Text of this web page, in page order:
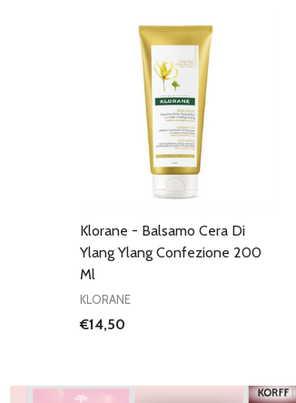
Klorane - Balsamo Cera Di
Ylang Ylang Confezione 200
Ml
KLORANE
€14,50